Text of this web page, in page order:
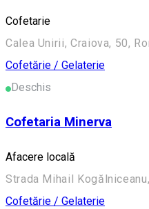
Cofetarie
Calea Unirii, Craiova, 50,
Cofetărie / Gelaterie
Deschis
Cofetaria Minerva
Afacere locală
Strada Mihail
Cofetărie / Gelaterie